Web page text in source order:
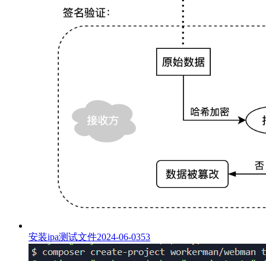
安装ipa测试文件2024-06-0353